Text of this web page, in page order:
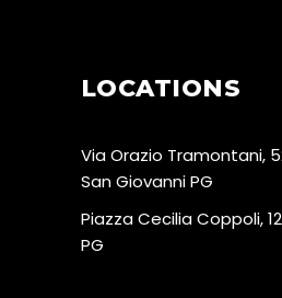
LOCATIONS
Via Orazio Tramontani,
San Giovanni PG
Piazza Cecilia Coppoli,
PG